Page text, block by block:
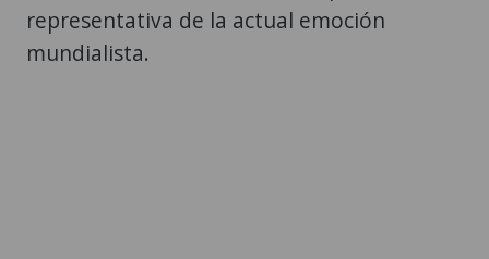
representativa de la actual emoción
mundialista.